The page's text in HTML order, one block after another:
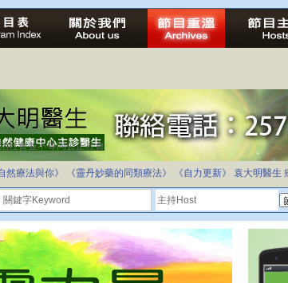
社會並不等同公正社會
教育合法化-推動多元化教育，全民學卷制
然療法與你》 《靈丹妙藥的同類療法》 《自力更新》 袁大明醫生